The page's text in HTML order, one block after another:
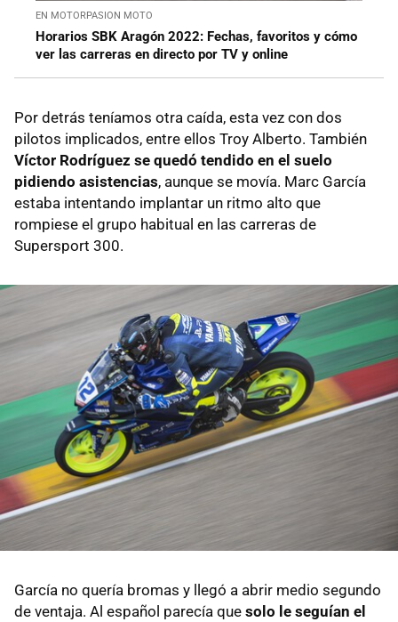
EN MOTORPASION MOTO
Horarios SBK Aragón 2022: Fechas, favoritos y cómo
ver las carreras en directo por TV y online
Por detrás teníamos otra caída, esta vez con dos
pilotos implicados, entre ellos Troy Alberto. También
Víctor Rodríguez se quedó tendido en el suelo
pidiendo asistencias, aunque se movía. Marc García
estaba intentando implantar un ritmo alto que
rompiese el grupo habitual en las carreras de
Supersport 300.
García no quería bromas y llegó a abrir medio segundo
de ventaja. Al español parecía que solo le seguían el